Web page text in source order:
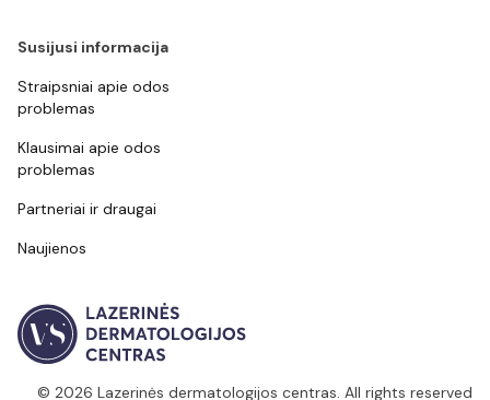
Susijusi informacija
Straipsniai apie odos
problemas
Klausimai apie odos
problemas
Partneriai ir draugai
Naujienos
© 2026 Lazerinės dermatologijos centras. All rights reserved